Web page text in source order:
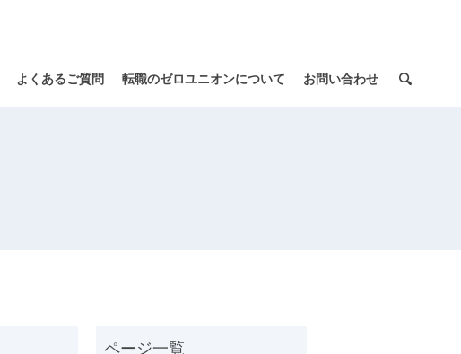
よくあるご質問 転職のゼロユニオンについて お問い合わせ